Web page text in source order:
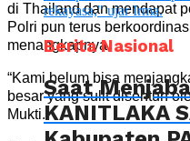
di Thailand dan mendapat
Polri pun terus
menangkapnya.
“Kami belum bisa
besar yang sulit disentuh
Mukti.
Berita Nasional
Saat
KANITLAKA